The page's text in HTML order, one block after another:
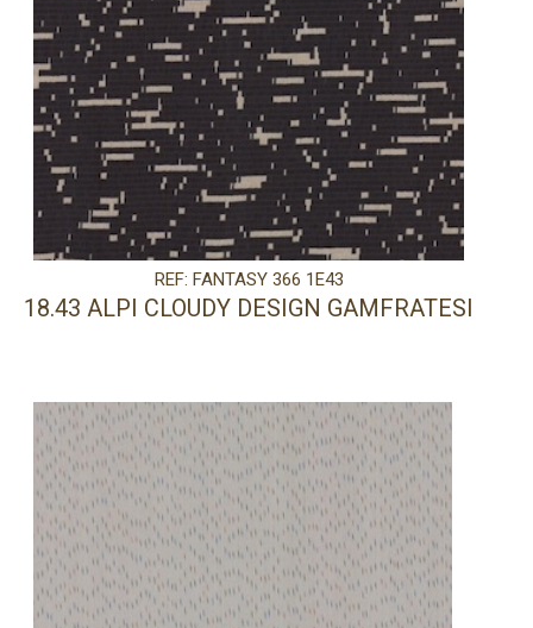
REF: FANTASY 366 1E43
18.43 ALPI CLOUDY DESIGN GAMFRATESI